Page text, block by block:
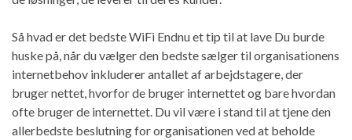
Så hvad er det bedste WiFi Endnu et tip til at lave Du burde
huske på, når du vælger den bedste sælger til organisationens
internetbehov inkluderer antallet af arbejdstagere, der
bruger nettet, hvorfor de bruger internettet og bare hvordan
ofte bruger de internettet. Du vil være i stand til at tjene den
allerbedste beslutning for organisationen ved at beholde